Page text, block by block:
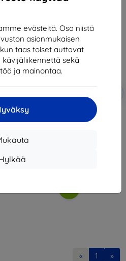
evästeitä. Osa niistä
asianmukaisen
taas toiset auttavat
sekä
ja mainontaa.
kupongilla
TECH-PROTECT SC Pen +
näppäimistö Lenovo Tab P12 12.7
Viimeinen kappale varastossa
« 1 »